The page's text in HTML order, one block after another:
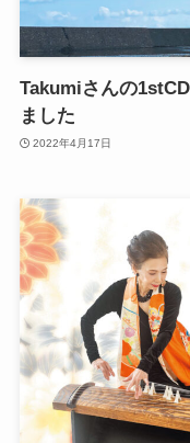
Takumiさんの
ました
2022年4月17日